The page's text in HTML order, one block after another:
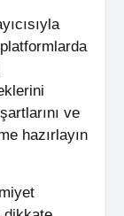
ve
hazırlayın